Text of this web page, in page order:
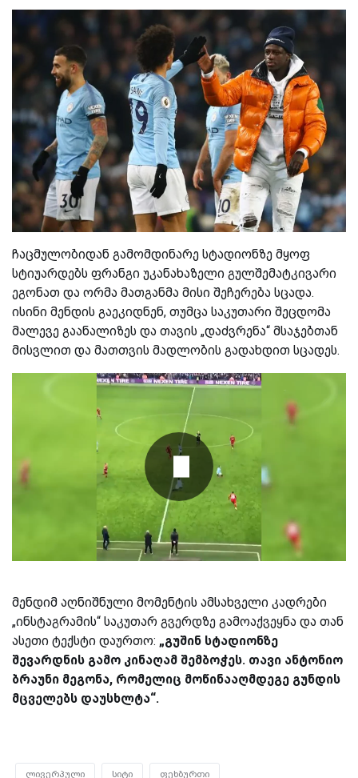
ჩაცმულობიდან გამომდინარე სტადიონზე მყოფ
სტიუარდებს ფრანგი უკანახაზელი გულშემატკივარი
ეგონათ და ორმა მათგანმა მისი შეჩერება სცადა.
ისინი მენდის გაეკიდნენ, თუმცა საკუთარი შეცდომა
მალევე გაანალიზეს და თავის „დაძვრენა“ მსაჯებთან
მისვლით და მათთვის მადლობის გადახდით სცადეს.
მენდიმ აღნიშნული მომენტის ამსახველი კადრები
„ინსტაგრამის“ საკუთარ გვერდზე გამოაქვეყნა და თან
ასეთი ტექსტი დაურთო: „გუშინ სტადიონზე
შევარდნის გამო კინაღამ შემბოჭეს. თავი ანტონიო
ბრაუნი მეგონა, რომელიც მოწინააღმდეგე გუნდის
მცველებს დაუსხლტა“.
ლივერპული სიტი ფეხბურთი